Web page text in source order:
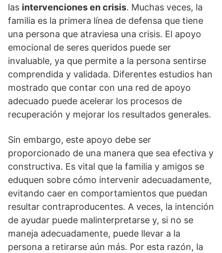
las intervenciones en crisis. Muchas veces, la
familia es la primera lí­nea de defensa que tiene
una persona que atraviesa una crisis. El apoyo
emocional de seres queridos puede ser
invaluable, ya que permite a la persona sentirse
comprendida y validada. Diferentes estudios han
mostrado que contar con una red de apoyo
adecuado puede acelerar los procesos de
recuperación y mejorar los resultados generales.
Sin embargo, este apoyo debe ser
proporcionado de una manera que sea efectiva y
constructiva. Es vital que la familia y amigos se
eduquen sobre cómo intervenir adecuadamente,
evitando caer en comportamientos que puedan
resultar contraproducentes. A veces, la intención
de ayudar puede malinterpretarse y, si no se
maneja adecuadamente, puede llevar a la
persona a retirarse aún más. Por esta razón, la